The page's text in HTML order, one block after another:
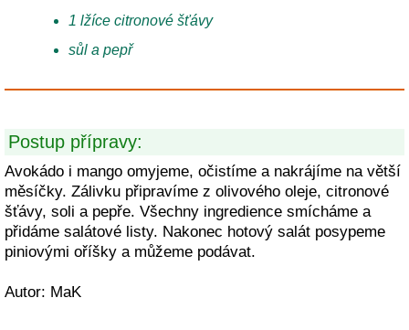
1 lžíce citronové šťávy
sůl a pepř
Postup přípravy:
Avokádo i mango omyjeme, očistíme a nakrájíme na větší
měsíčky. Zálivku připravíme z olivového oleje, citronové
šťávy, soli a pepře. Všechny ingredience smícháme a
přidáme salátové listy. Nakonec hotový salát posypeme
piniovými oříšky a můžeme podávat.
Autor: MaK